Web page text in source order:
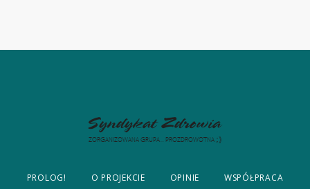
PROLOG! O PROJEKCIE OPINIE WSPÓŁPRACA